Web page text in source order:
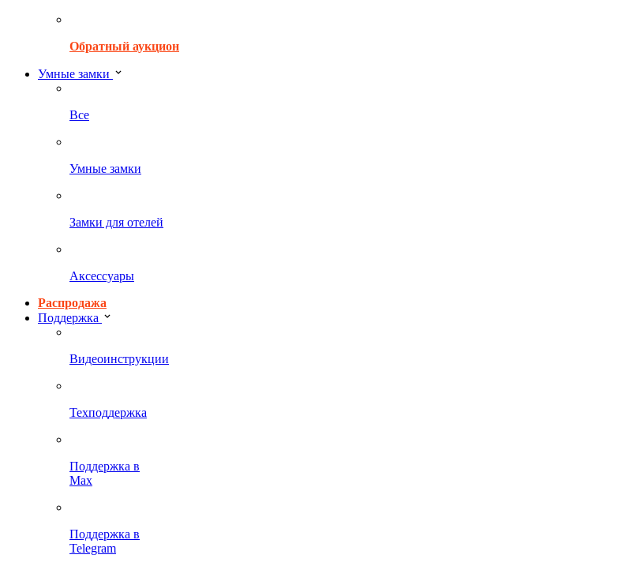
Обратный аукцион
Умные замки
Все
Умные замки
Замки для отелей
Аксессуары
Распродажа
Поддержка
Видеоинструкции
Техподдержка
Поддержка в
Max
Поддержка в
Telegram